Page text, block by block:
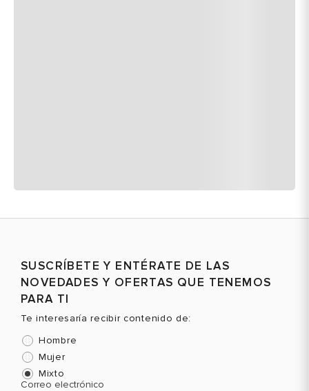
SUSCRÍBETE Y ENTÉRATE DE LAS
NOVEDADES Y OFERTAS QUE TENEMOS
PARA TI
Te interesaría recibir contenido de:
Hombre
Mujer
Mixto
Correo electrónico